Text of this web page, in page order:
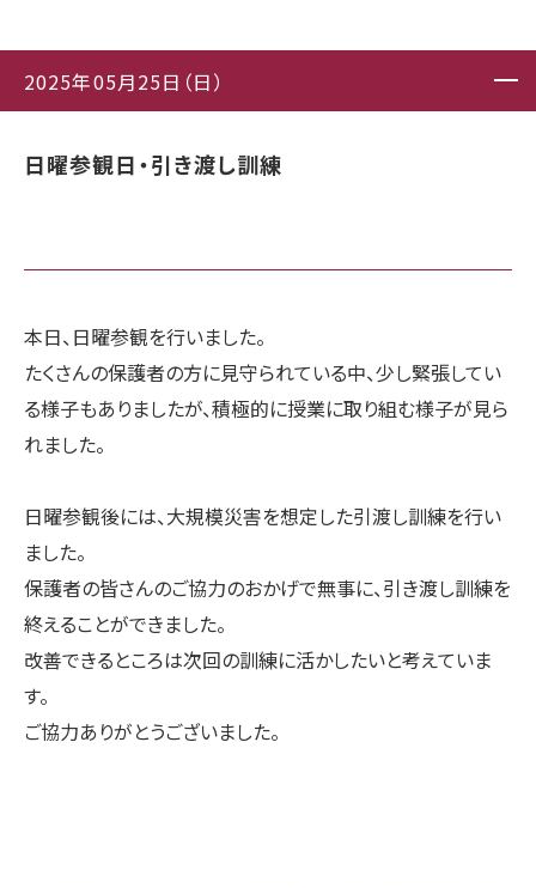
2025年05月25日（日）
日曜参観日・引き渡し訓練
本日、日曜参観を行いました。
たくさんの保護者の方に見守られている中、少し緊張してい
る様子もありましたが、積極的に授業に取り組む様子が見ら
れました。
日曜参観後には、大規模災害を想定した引渡し訓練を行い
ました。
保護者の皆さんのご協力のおかげで無事に、引き渡し訓練を
終えることができました。
改善できるところは次回の訓練に活かしたいと考えていま
す。
ご協力ありがとうございました。